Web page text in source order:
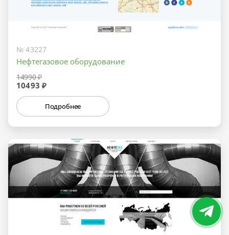
№ 43227
Нефтегазовое оборудование
14990 ₽
10493 ₽
Подробнее